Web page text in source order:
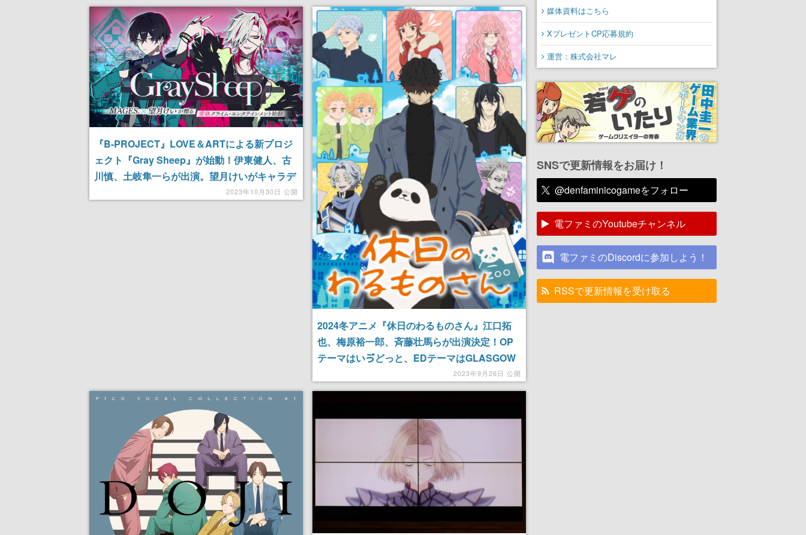
『B-PROJECT』LOVE＆ARTによる新プロジ
ェクト『Gray Sheep』が始動！伊東健人、古
川慎、土岐隼一らが出演。望月けいがキャラデ
2023年10月30日 公開
2024冬アニメ『休日のわるものさん』江口拓
也、梅原裕一郎、斉藤壮馬らが出演決定！OP
テーマはいゔどっと、EDテーマはGLASGOW
2023年9月26日 公開
媒体資料はこちら
XプレゼントCP応募規約
運営：株式会社マレ
SNSで更新情報をお届け！
@denfaminicogameをフォロー
電ファミのYoutubeチャンネル
電ファミのDiscordに参加しよう！
RSSで更新情報を受け取る